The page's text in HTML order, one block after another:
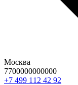
Москва
7700000000000
29 24 211 994 7+